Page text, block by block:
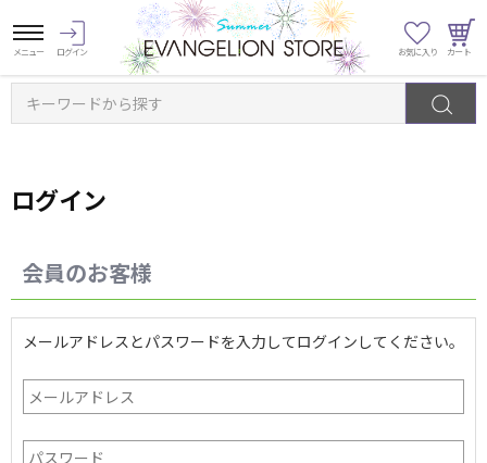
キーワードから探す
ログイン
会員のお客様
メールアドレスとパスワードを入力してログインしてください。